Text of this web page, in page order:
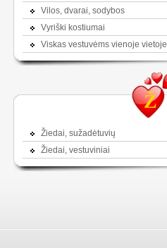
Vilos, dvarai, sodybos
Vyriški kostiumai
Viskas vestuvėms vienoje vietoje
Ž
Žiedai, sužadėtuvių
Žiedai, vestuviniai